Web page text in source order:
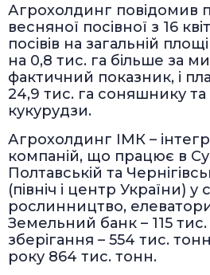
Агрохолдинг повідомив
весняної посівної з 16
посівів на загальній
на 0,8 тис. га більше за
фактичний показник, і
24,9 тис. га соняшнику та
кукурудзи.
Агрохолдинг ІМК –
компаній, що працює в
Полтавській та
(північ і центр України) у
рослинництво,
Земельний банк – 115 тис.
зберігання – 554 тис.
року 864 тис. тонн.